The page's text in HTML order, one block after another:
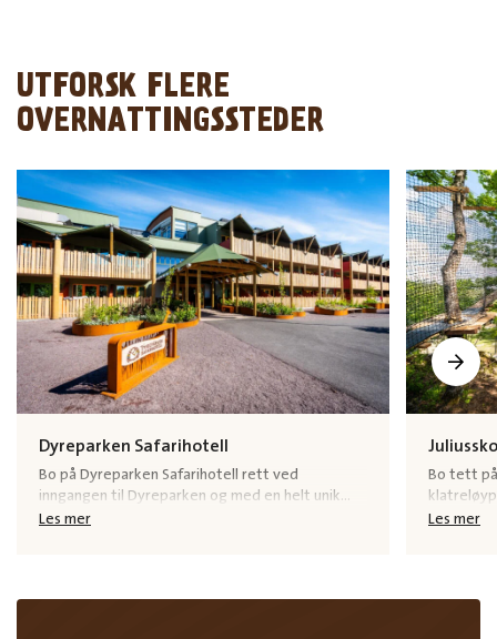
UTFORSK FLERE
OVERNATTINGSSTEDER
Dyreparken Safarihotell
Bo på Dyreparken Safarihotell rett ved
inngangen til Dyreparken og med en helt unik
plassering rett ved Savannen!
Les mer
Bo tett
elske det!
Les mer